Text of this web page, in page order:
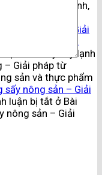
phổ biến: Sấy lạnh,
bị hỏng – Giải
trị nông sản và
ở Máy sấy lạnh
– Giải pháp từ
sản và thực phẩm
nông sản – Giải
luận bị tắtở Bài
nông sản – Giải